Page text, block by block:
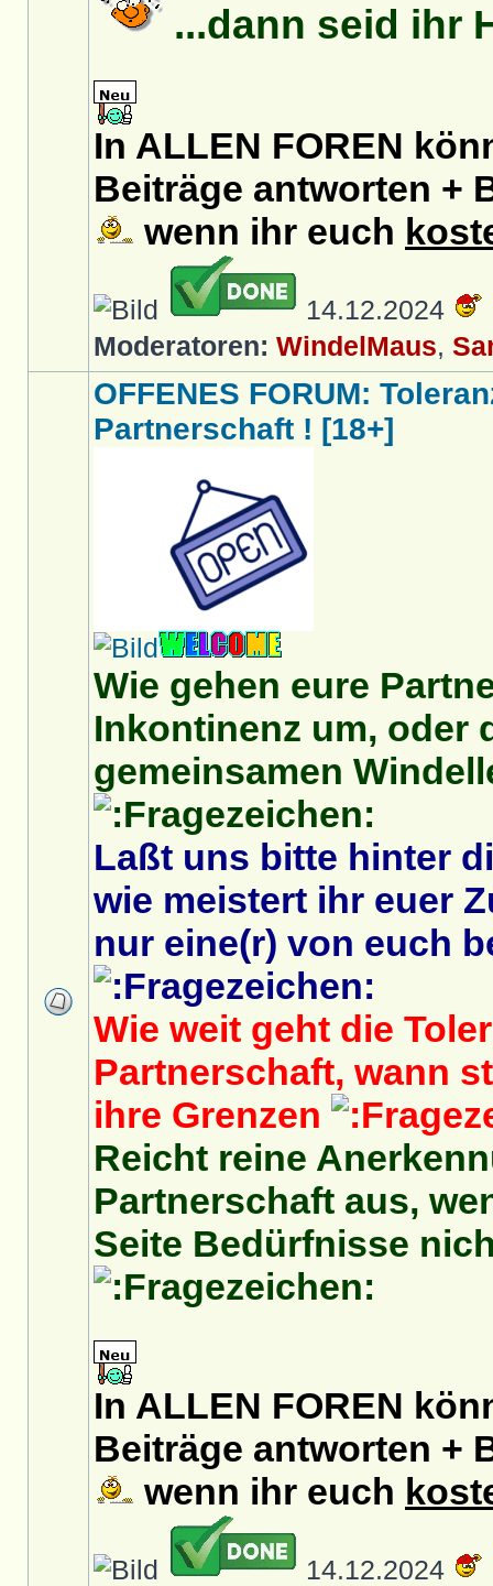
...dann seid ihr
In ALLEN FOREN
Beiträge antworten +
wenn ihr euch
14.12.2024
Moderatoren: WindelMaus,
OFFENES FORUM:
Partnerschaft ! [18+]
Wie gehen eure
Inkontinenz um, oder
gemeinsamen
Laßt uns bitte hinter
wie meistert ihr euer
nur eine(r) von euch
Wie weit geht die
Partnerschaft, wann
ihre Grenzen
Reicht reine
Partnerschaft aus,
Seite Bedürfnisse
In ALLEN FOREN
Beiträge antworten +
wenn ihr euch
14.12.2024